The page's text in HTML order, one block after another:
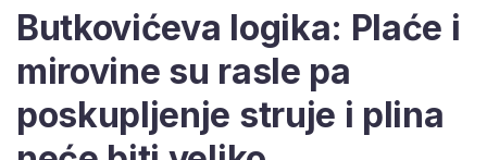
Butkovićeva logika: Plaće i
mirovine su rasle pa
poskupljenje struje i plina